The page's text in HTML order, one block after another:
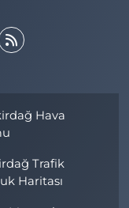
Hava
Trafik
Haritası